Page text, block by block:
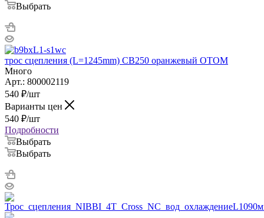
Выбрать
трос сцепления (L=1245mm) CB250 оранжевый ОТОМ
Много
Арт.: 800002119
540 ₽/шт
Варианты цен
540 ₽/шт
Подробности
Выбрать
Выбрать